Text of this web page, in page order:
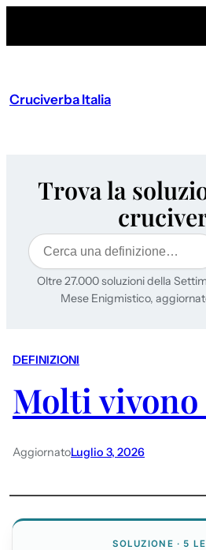
Cruciverba Italia
Trova la
Cerca
Oltre 27.000 soluzioni della
Mese Enigmistico,
DEFINIZIONI
Molti vivono
AggiornatoLuglio 3, 2026
SOLUZIONE · 5